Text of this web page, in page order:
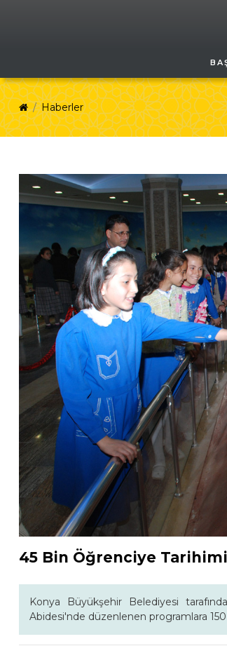
Haberler
45 Bin Öğrenciye
Konya Büyükşehir Belediyesi
Abidesi'nde düzenlenen programlara